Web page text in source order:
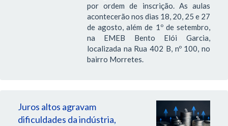
por ordem de inscrição. As aulas
acontecerão nos dias 18, 20, 25 e 27
de agosto, além de 1º de setembro,
na EMEB Bento Elói Garcia,
localizada na Rua 402 B, nº 100, no
bairro Morretes.
Juros altos agravam
dificuldades da indústria,